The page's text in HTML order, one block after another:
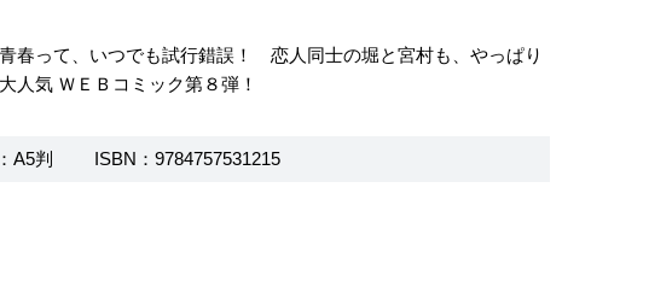
って、いつでも試行錯誤！ 恋人同士の堀と宮村も、やっぱり
気 ＷＥＢコミック第８弾！
：A5判 ISBN：9784757531215